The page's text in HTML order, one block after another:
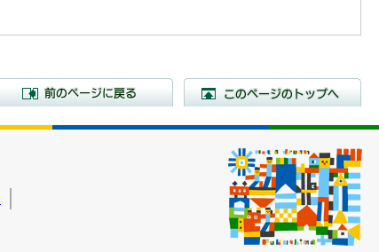
前のページに戻る